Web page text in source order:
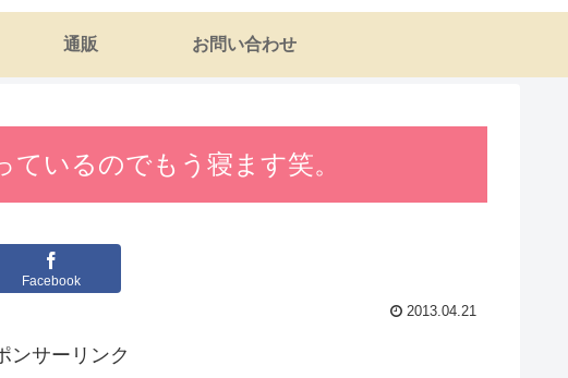
通販 お問い合わせ
いるのでもう寝ます笑。
Facebook
2013.04.21
ンサーリンク